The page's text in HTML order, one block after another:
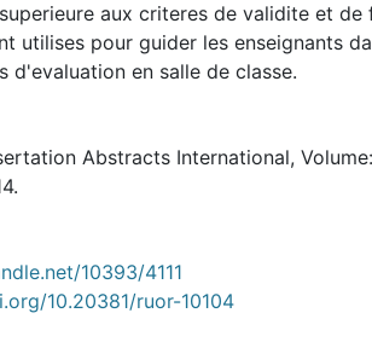
aux criteres de validite et de
utilises pour guider les enseignants
d'evaluation en salle de classe.
Abstracts International,
10393/4111
10.20381/ruor-10104